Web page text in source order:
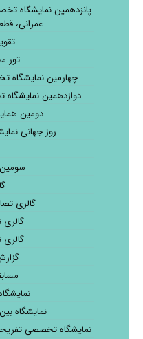
پانزدهمین نمایشگاه
عمرانی،
تور
چهارمین
دوازدهمین
دومین
روز جهانی
سومین
گالری
گالری
گالری
نمایشگاه
نمایشگاه
نمایشگاه تخصصی